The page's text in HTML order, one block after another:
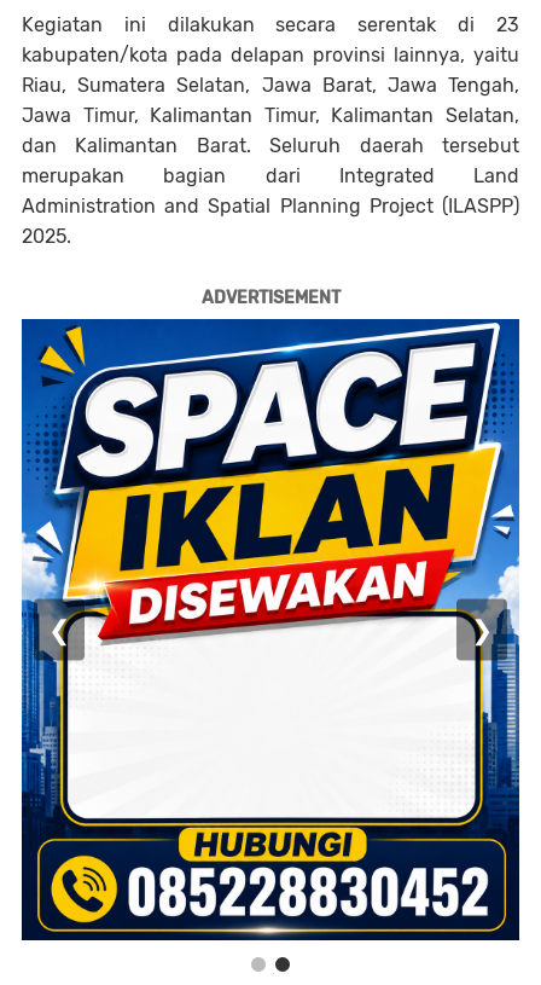
Kegiatan ini dilakukan secara serentak di 23
kabupaten/kota pada delapan provinsi lainnya, yaitu
Riau, Sumatera Selatan, Jawa Barat, Jawa Tengah,
Jawa Timur, Kalimantan Timur, Kalimantan Selatan,
dan Kalimantan Barat. Seluruh daerah tersebut
merupakan bagian dari Integrated Land
Administration and Spatial Planning Project (ILASPP)
2025.
ADVERTISEMENT
❮ ❯